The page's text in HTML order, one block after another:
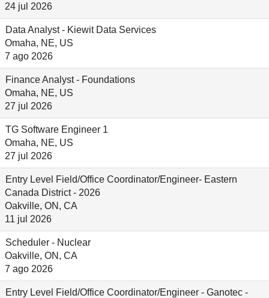
24 jul 2026
Data Analyst - Kiewit Data Services
Omaha, NE, US
7 ago 2026
Finance Analyst - Foundations
Omaha, NE, US
27 jul 2026
TG Software Engineer 1
Omaha, NE, US
27 jul 2026
Entry Level Field/Office Coordinator/Engineer- Eastern
Canada District - 2026
Oakville, ON, CA
11 jul 2026
Scheduler - Nuclear
Oakville, ON, CA
7 ago 2026
Entry Level Field/Office Coordinator/Engineer - Ganotec -